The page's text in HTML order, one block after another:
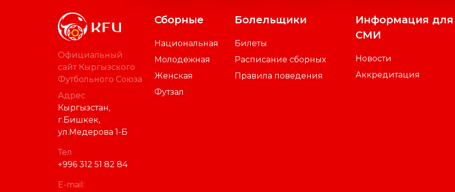
Официальный
сайт Кыргызского
Футбольного Союза
Адрес
Кыргызстан,
г.Бишкек,
ул.Медерова 1-Б
Тел
+996 312 51 82 84
E-mail:
Сборные
Национальная
Молодежная
Женская
Футзал
Болельщики
Билеты
Расписание сборных
Правила поведения
Информация для
СМИ
Новости
Аккредитация